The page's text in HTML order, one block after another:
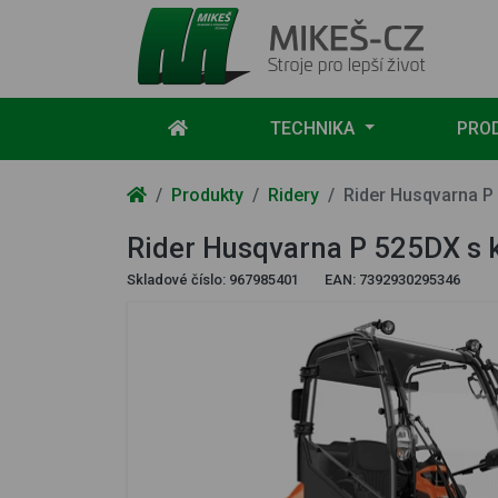
TECHNIKA
Produkty Ridery Rider Husqvarna
Rider Husqvarna P 525DX s
Skladové číslo: 967985401 EAN: 7392930295346